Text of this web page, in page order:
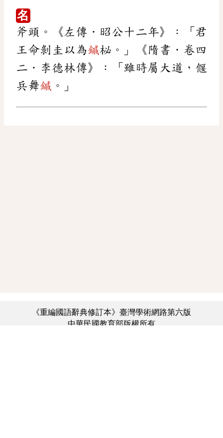
名
斧頭。《左傳．昭公十二年》：「君
王命剝圭以為鏚柲。」《隋書．卷四
二．李德林傳》：「雖時屬大道，偃
兵舞鏚 。」
《重編國語辭典修訂本》臺灣學術網路第六版
中華民國教育部版權所有